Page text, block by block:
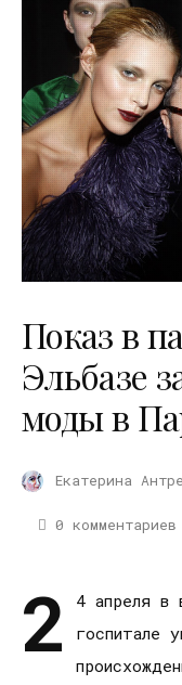
Показ в
Эльбазе
моды в
Екатерина Антре
0 комментариев
2
4 апреля в
госпитале